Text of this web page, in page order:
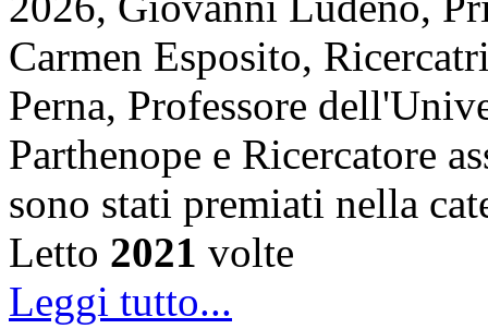
Carmen Esposito,
Perna, Professore
Parthenope e Ricercatore
sono stati premiati nella
Letto 2021 volte
Leggi tutto...